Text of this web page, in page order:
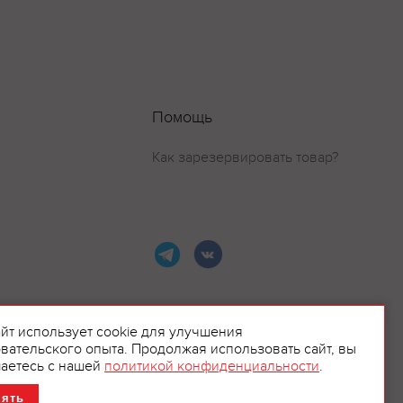
Помощь
Как зарезервировать товар?
использует cookie для улучшения
опыта. Продолжая использовать сайт, вы
с нашей политикой конфиденциальности.